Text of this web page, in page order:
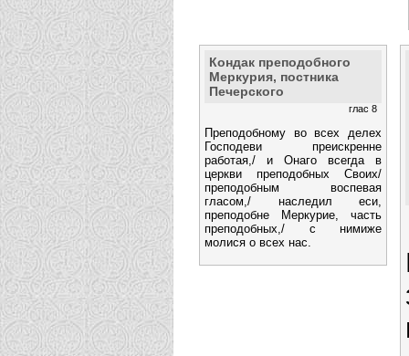
Кондак преподобного
Меркурия, постника
Печерского
глас 8
Преподобному во всех делех
Господеви преискренне
работая,/ и Онаго всегда в
церкви преподобных Своих/
преподобным воспевая
гласом,/ наследил еси,
преподобне Меркурие, часть
преподобных,/ с нимиже
молися о всех нас.